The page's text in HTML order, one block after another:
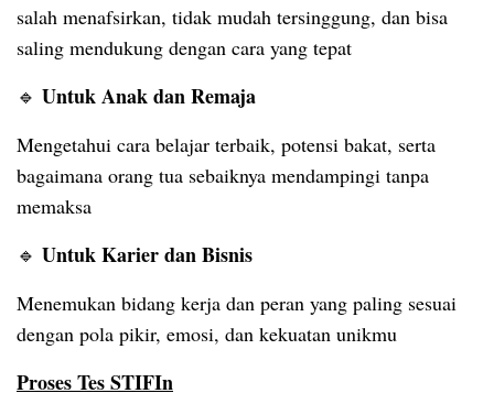
salah menafsirkan, tidak mudah tersinggung, dan bisa
saling mendukung dengan cara yang tepat
🔹 Untuk Anak dan Remaja
Mengetahui cara belajar terbaik, potensi bakat, serta
bagaimana orang tua sebaiknya mendampingi tanpa
memaksa
🔹 Untuk Karier dan Bisnis
Menemukan bidang kerja dan peran yang paling sesuai
dengan pola pikir, emosi, dan kekuatan unikmu
Proses Tes STIFIn